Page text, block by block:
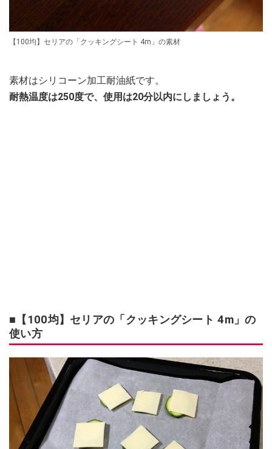
【100均】セリアの「クッキングシート 4m」の素材
素材はシリコーン加工耐油紙です。
耐熱温度は250度で、使用は20分以内にしましょう。
■【100均】セリアの「クッキングシート 4m」の
使い方